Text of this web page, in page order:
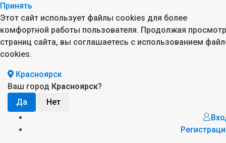
Принять
Этот сайт использует файлы cookies для более
комфортной работы пользователя. Продолжая просмотр
страниц сайта, вы соглашаетесь с использованием
cookies.
Красноярск
Ваш город Красноярск?